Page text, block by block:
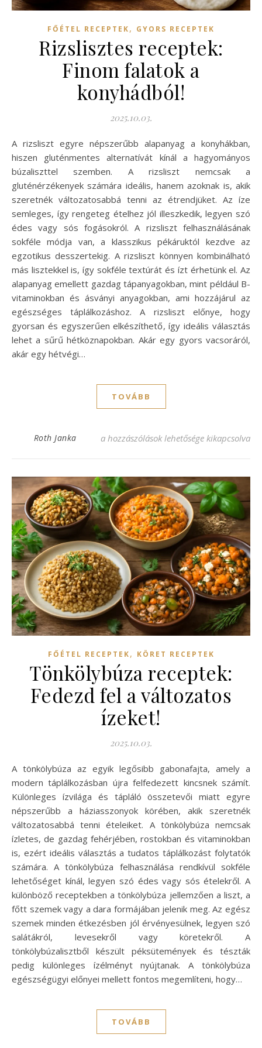
FŐÉTEL RECEPTEK, GYORS RECEPTEK
Rizslisztes receptek:
Finom falatok a
konyhádból!
2025.10.03.
A rizsliszt egyre népszerűbb alapanyag a konyhákban,
hiszen gluténmentes alternatívát kínál a hagyományos
búzaliszttel szemben. A rizsliszt nemcsak a
gluténérzékenyek számára ideális, hanem azoknak is, akik
szeretnék változatosabbá tenni az étrendjüket. Az íze
semleges, így rengeteg ételhez jól illeszkedik, legyen szó
édes vagy sós fogásokról. A rizsliszt felhasználásának
sokféle módja van, a klasszikus pékáruktól kezdve az
egzotikus desszertekig. A rizsliszt könnyen kombinálható
más lisztekkel is, így sokféle textúrát és ízt érhetünk el. Az
alapanyag emellett gazdag tápanyagokban, mint például B-
vitaminokban és ásványi anyagokban, ami hozzájárul az
egészséges táplálkozáshoz. A rizsliszt előnye, hogy
gyorsan és egyszerűen elkészíthető, így ideális választás
lehet a sűrű hétköznapokban. Akár egy gyors vacsoráról,
akár egy hétvégi…
TOVÁBB
Roth Janka Rizslisztes receptek: Finom falatok a
a hozzászólások lehetősége kikapcsolva
FŐÉTEL RECEPTEK, KÖRET RECEPTEK
Tönkölybúza receptek:
Fedezd fel a változatos
ízeket!
2025.10.03.
A tönkölybúza az egyik legősibb gabonafajta, amely a
modern táplálkozásban újra felfedezett kincsnek számít.
Különleges ízvilága és tápláló összetevői miatt egyre
népszerűbb a háziasszonyok körében, akik szeretnék
változatosabbá tenni ételeiket. A tönkölybúza nemcsak
ízletes, de gazdag fehérjében, rostokban és vitaminokban
is, ezért ideális választás a tudatos táplálkozást folytatók
számára. A tönkölybúza felhasználása rendkívül sokféle
lehetőséget kínál, legyen szó édes vagy sós ételekről. A
különböző receptekben a tönkölybúza jellemzően a liszt, a
főtt szemek vagy a dara formájában jelenik meg. Az egész
szemek minden étkezésben jól érvényesülnek, legyen szó
salátákról, levesekről vagy köretekről. A
tönkölybúzalisztből készült péksütemények és tészták
pedig különleges ízélményt nyújtanak. A tönkölybúza
egészségügyi előnyei mellett fontos megemlíteni, hogy…
TOVÁBB